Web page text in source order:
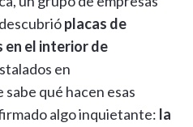
placas de
en el interior de
en
qué hacen esas
algo inquietante: la